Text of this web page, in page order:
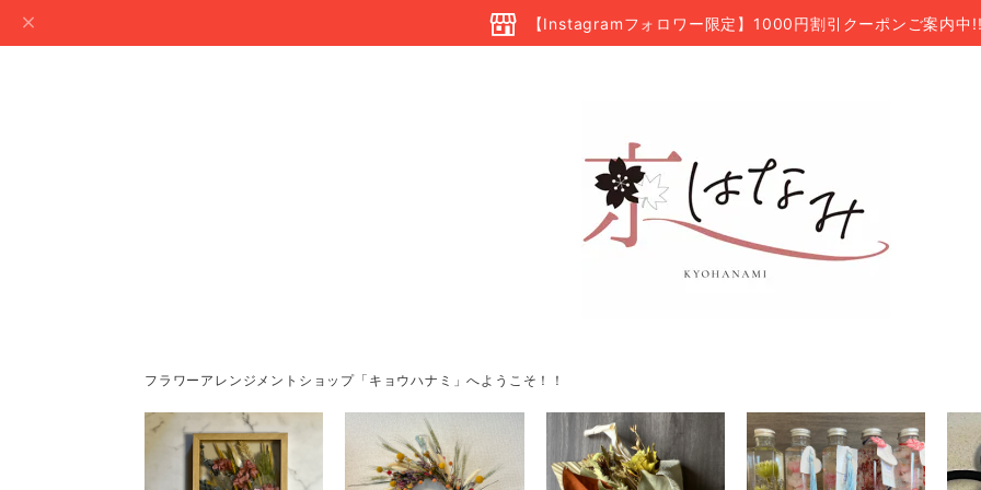
【Instagramフォロワー限定】1000円割引クーポンご案内中
フラワーアレンジメントショップ「キョウハナミ」へようこそ！！